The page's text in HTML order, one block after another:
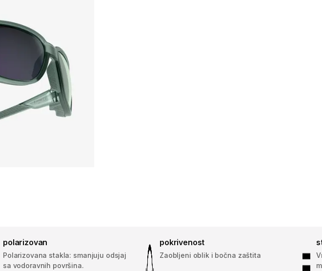
polarizovan
Polarizovana stakla: smanjuju odsjaj
sa vodoravnih površina.
pokrivenost
Zaobljeni oblik i bočna zaštita